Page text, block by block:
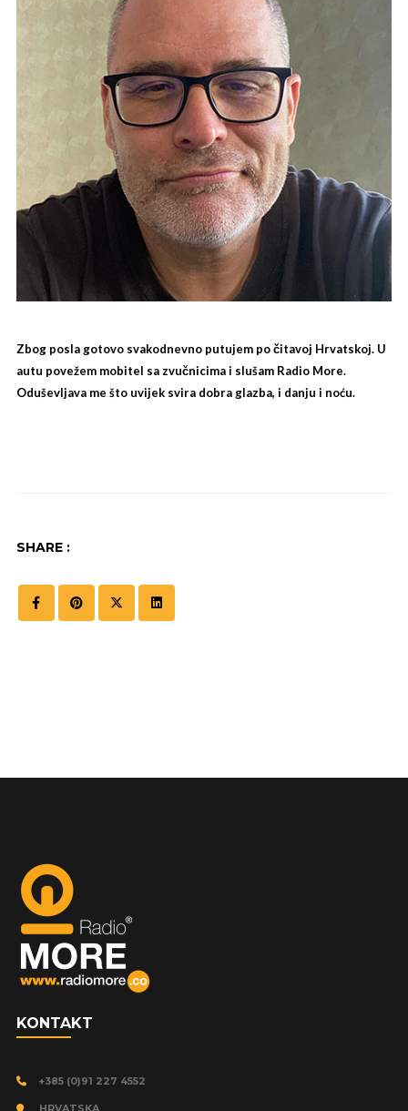
Zbog posla gotovo svakodnevno putujem po čitavoj Hrvatskoj. U
autu povežem mobitel sa zvučnicima i slušam Radio More.
Oduševljava me što uvijek svira dobra glazba, i danju i noću.
SHARE :
KONTAKT
+385 (0)91 227 4552
HRVATSKA